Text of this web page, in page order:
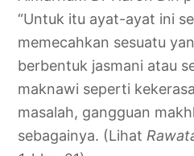
“Untuk itu ayat-ayat ini
memecahkan sesuatu
berbentuk jasmani atau
maknawi seperti
masalah, gangguan
sebagainya. (Lihat